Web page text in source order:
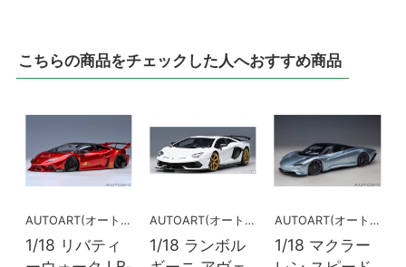
こちらの商品をチェックした人へおすすめ商品
AUTOART(オートアート)
1/18 リバティ
AUTOART(オートアート)
1/18 ランボル
AUTOART(オートアート)
1/18 マクラー